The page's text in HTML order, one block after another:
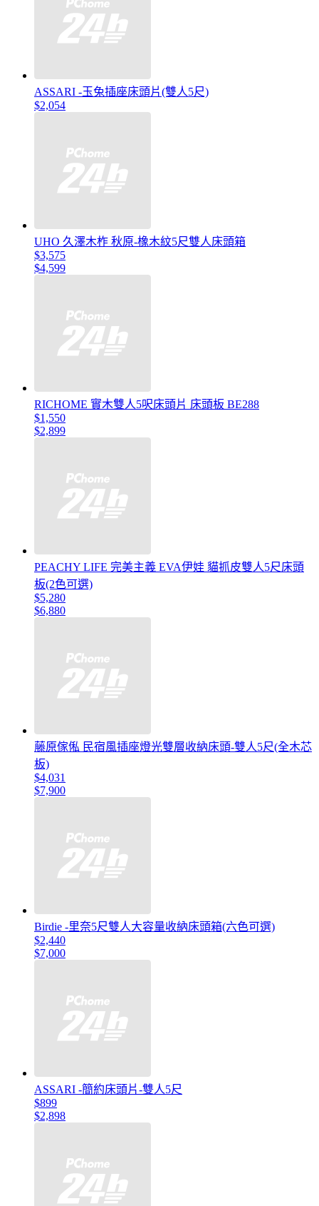
ASSARI -玉兔插座床頭片(雙人5尺)
$2,054
UHO 久澤木柞 秋原-橡木紋5尺雙人床頭箱
$3,575
$4,599
RICHOME 實木雙人5呎床頭片 床頭板 BE288
$1,550
$2,899
PEACHY LIFE 完美主義 EVA伊娃 貓抓皮雙人5尺床頭
板(2色可選)
$5,280
$6,880
藤原傢俬 民宿風插座燈光雙層收納床頭-雙人5尺(全木芯
板)
$4,031
$7,900
Birdie -里奈5尺雙人大容量收納床頭箱(六色可選)
$2,440
$7,000
ASSARI -簡約床頭片-雙人5尺
$899
$2,898